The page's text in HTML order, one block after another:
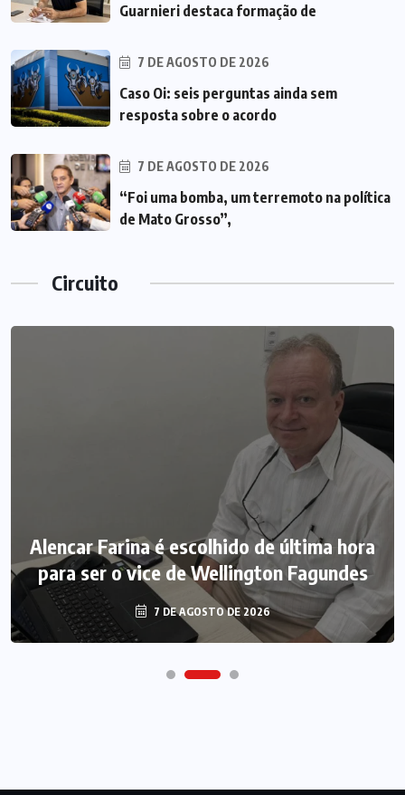
Guarnieri destaca formação de
7 DE AGOSTO DE 2026
Caso Oi: seis perguntas ainda sem
resposta sobre o acordo
7 DE AGOSTO DE 2026
“Foi uma bomba, um terremoto na política
de Mato Grosso”,
Circuito
Alencar Farina é escolhido de última hora
para ser o vice de Wellington Fagundes
7 DE AGOSTO DE 2026